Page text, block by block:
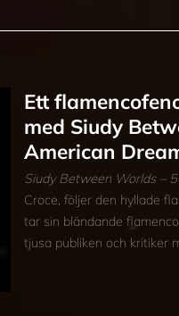
Ett
med Siudy
American
Siudy Between Worlds –
Croce, följer den hyllade
tar sin bländande
tjusa publiken och kritiker